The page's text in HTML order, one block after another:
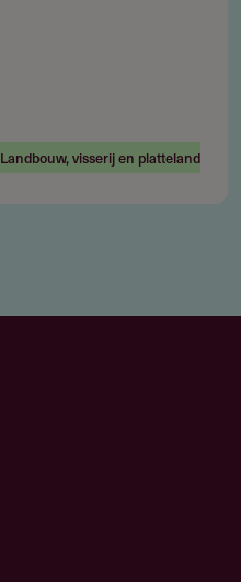
Landbouw, visserij en platteland